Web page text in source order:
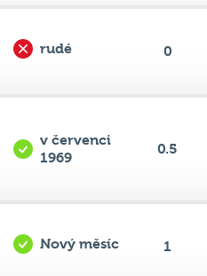
rudé 0
v červenci
1969
0.5
Nový měsíc 1